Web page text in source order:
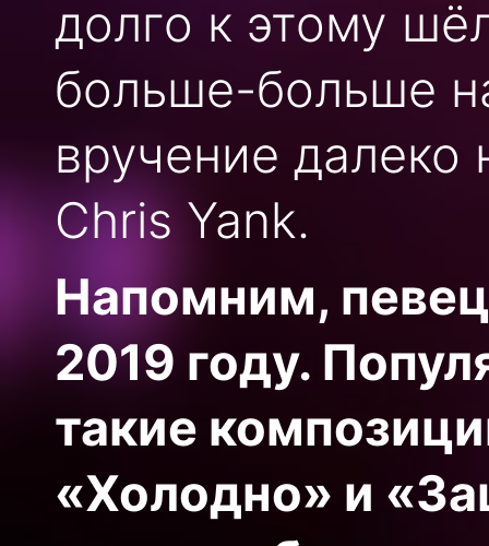
долго к этому
больше-больше
вручение
Chris Yank.
Напомним,
2019 году.
такие
«Холодно» и